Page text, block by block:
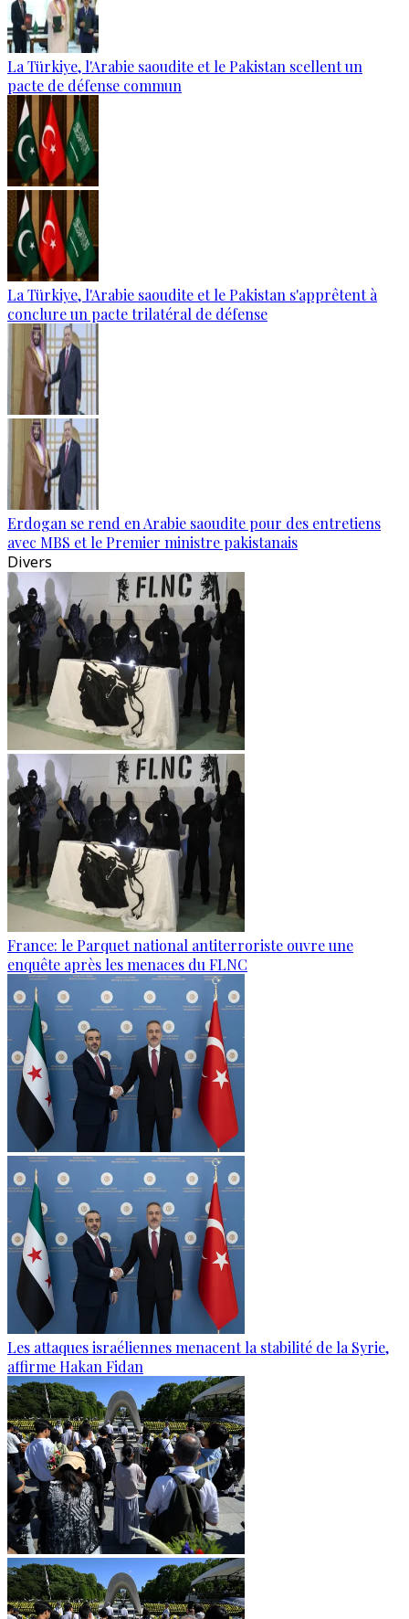
La Türkiye, l'Arabie saoudite et le Pakistan scellent un
pacte de défense commun
La Türkiye, l'Arabie saoudite et le Pakistan s'apprêtent à
conclure un pacte trilatéral de défense
Erdogan se rend en Arabie saoudite pour des entretiens
avec MBS et le Premier ministre pakistanais
Divers
France: le Parquet national antiterroriste ouvre une
enquête après les menaces du FLNC
Les attaques israéliennes menacent la stabilité de la Syrie,
affirme Hakan Fidan